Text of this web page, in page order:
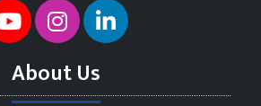
About Us